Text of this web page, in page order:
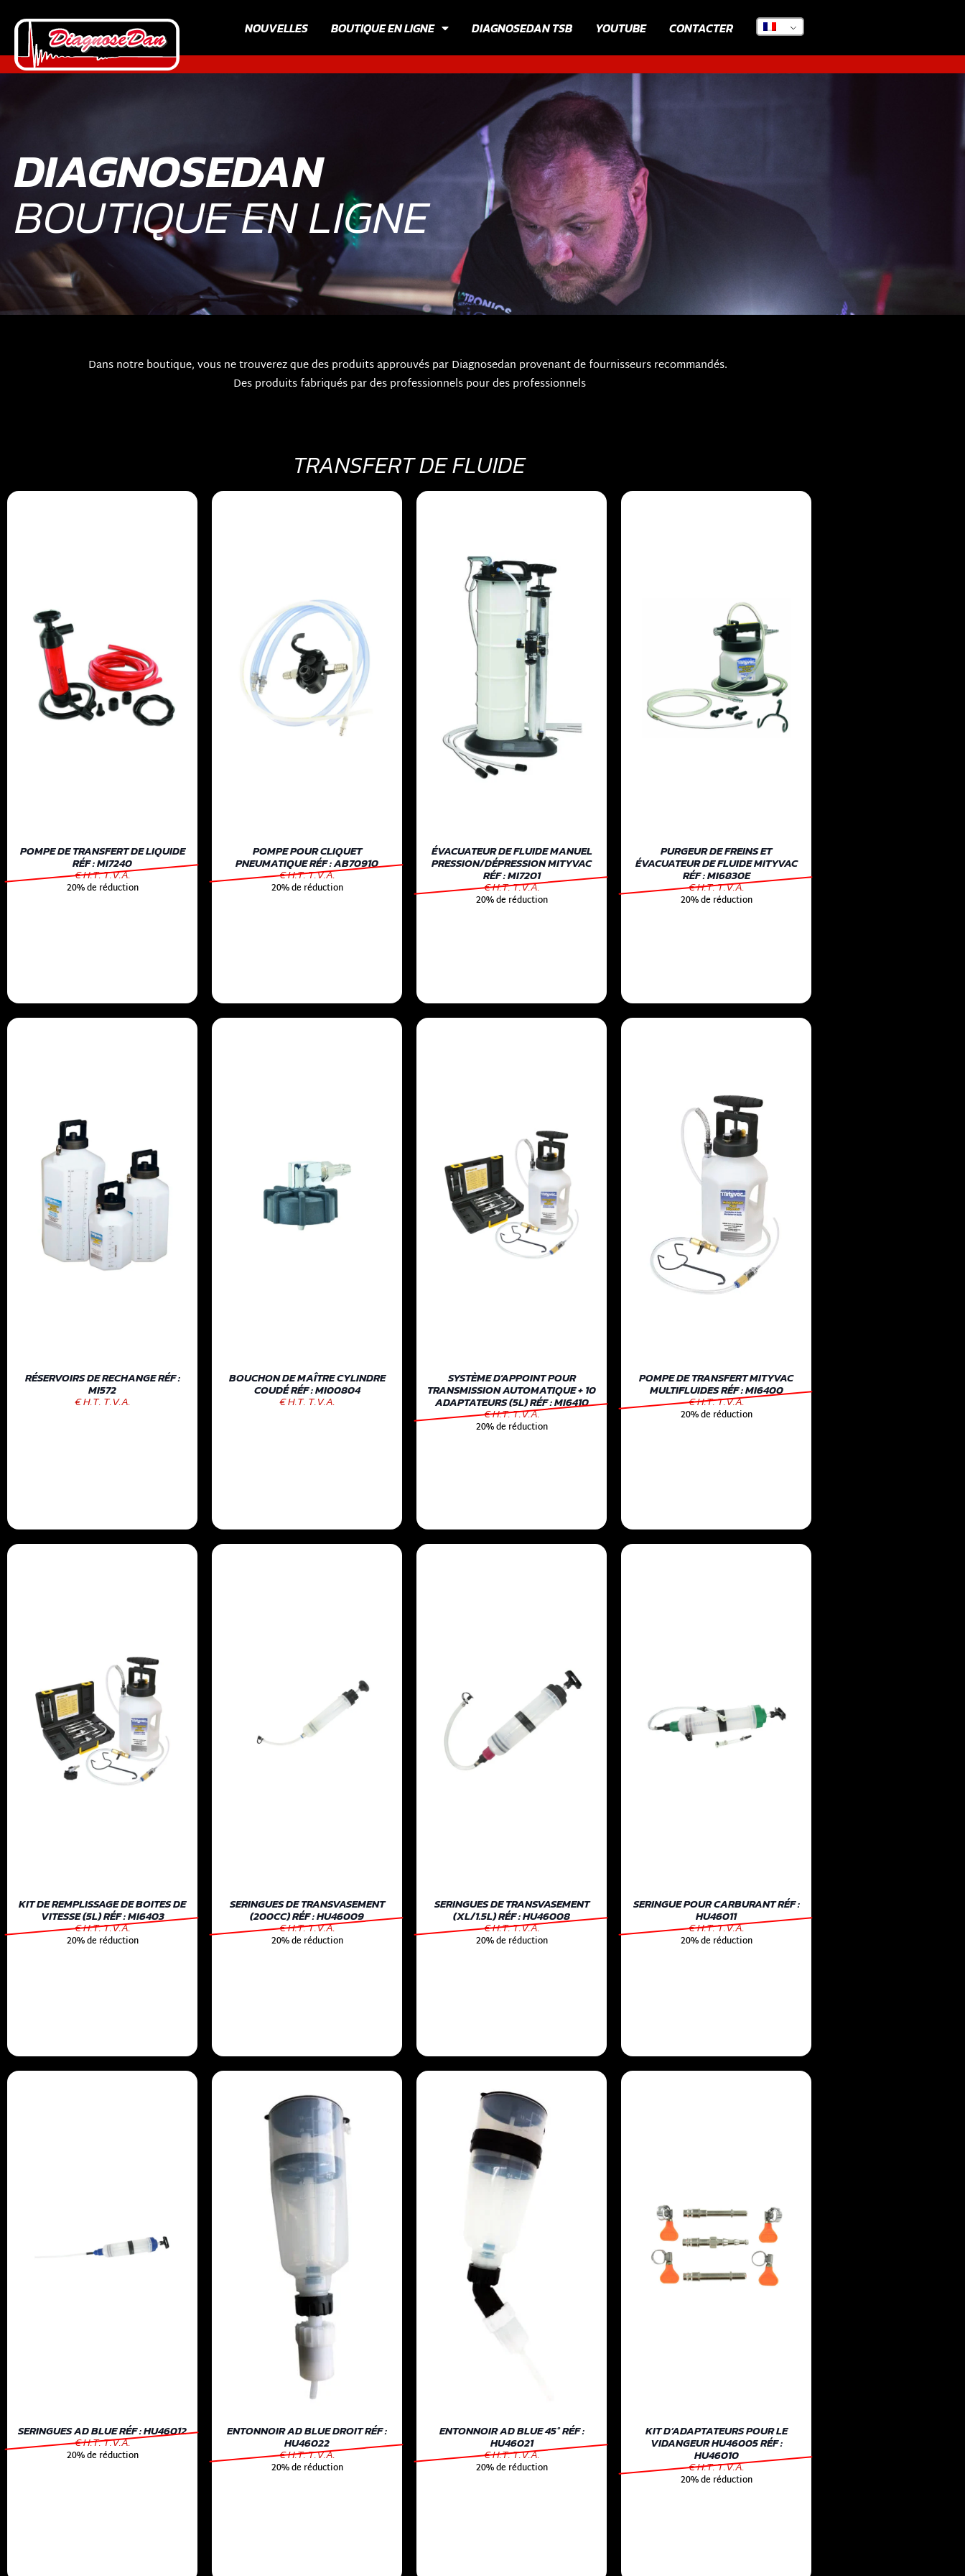
NOUVELLES BOUTIQUE EN LIGNE DIAGNOSEDAN TSB YOUTUBE CONTACTER
DIAGNOSEDAN
BOUTIQUE EN LIGNE
Dans notre boutique, vous ne trouverez que des produits approuvés par Diagnosedan provenant de fournisseurs recommandés.
Des produits fabriqués par des professionnels pour des professionnels
TRANSFERT DE FLUIDE
POMPE DE TRANSFERT DE LIQUIDE
RÉF : MI7240
€ H.T. T.V.A.
20% de réduction
POMPE POUR CLIQUET
PNEUMATIQUE RÉF : AB70910
€ H.T. T.V.A.
20% de réduction
ÉVACUATEUR DE FLUIDE MANUEL
PRESSION/DÉPRESSION MITYVAC
RÉF : MI7201
€ H.T. T.V.A.
20% de réduction
PURGEUR DE FREINS ET
ÉVACUATEUR DE FLUIDE MITYVAC
RÉF : MI6830E
€ H.T. T.V.A.
20% de réduction
RÉSERVOIRS DE RECHANGE RÉF :
MI572
€ H.T. T.V.A.
BOUCHON DE MAÎTRE CYLINDRE
COUDÉ RÉF : MI00804
€ H.T. T.V.A.
SYSTÈME D'APPOINT POUR
TRANSMISSION AUTOMATIQUE + 10
ADAPTATEURS (5L) RÉF : MI6410
€ H.T. T.V.A.
20% de réduction
POMPE DE TRANSFERT MITYVAC
MULTIFLUIDES RÉF : MI6400
€ H.T. T.V.A.
20% de réduction
KIT DE REMPLISSAGE DE BOITES DE
VITESSE (5L) RÉF : MI6403
€ H.T. T.V.A.
20% de réduction
SERINGUES DE TRANSVASEMENT
(200CC) RÉF : HU46009
€ H.T. T.V.A.
20% de réduction
SERINGUES DE TRANSVASEMENT
(XL/1.5L) RÉF : HU46008
€ H.T. T.V.A.
20% de réduction
SERINGUE POUR CARBURANT RÉF :
HU46011
€ H.T. T.V.A.
20% de réduction
SERINGUES AD BLUE RÉF : HU46012
€ H.T. T.V.A.
20% de réduction
ENTONNOIR AD BLUE DROIT RÉF :
HU46022
€ H.T. T.V.A.
20% de réduction
ENTONNOIR AD BLUE 45° RÉF :
HU46021
€ H.T. T.V.A.
20% de réduction
KIT D’ADAPTATEURS POUR LE
VIDANGEUR HU46005 RÉF :
HU46010
€ H.T. T.V.A.
20% de réduction